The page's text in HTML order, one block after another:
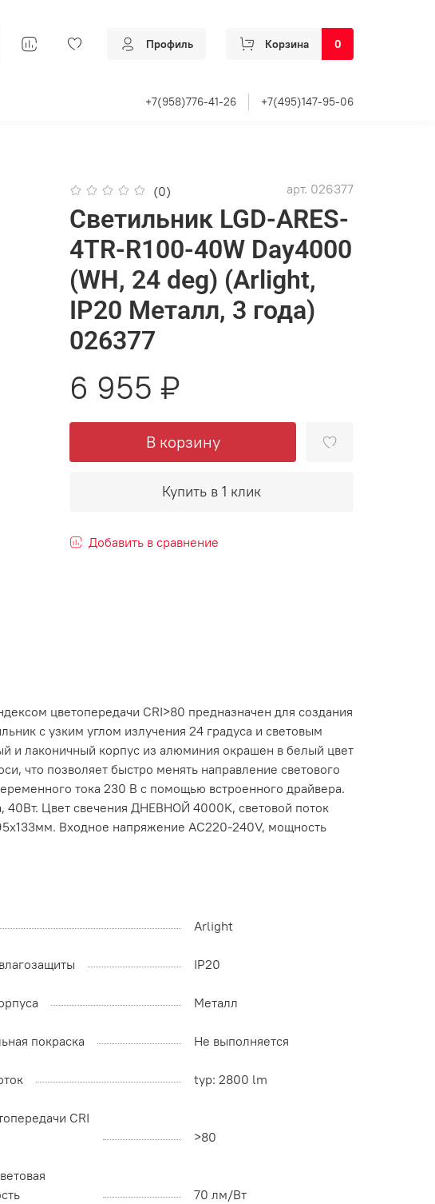
Профиль Корзина 0
+7(958)776-41-26 +7(495)147-95-06
(0) арт. 026377
Светильник LGD-ARES-
4TR-R100-40W Day4000
(WH, 24 deg) (Arlight,
IP20 Металл, 3 года)
026377
6 955 ₽
В корзину
Купить в 1 клик
Добавить в сравнение
цветопередачи CRI>80 предназначен для создания
с узким углом излучения 24 градуса и световым
и лаконичный корпус из алюминия окрашен в белый цвет
что позволяет быстро менять направление светового
тока 230 В с помощью встроенного драйвера.
40Вт. Цвет свечения ДНЕВНОЙ 4000K, световой поток
Входное напряжение AC220-240V, мощность
Arlight
IP20
Металл
покраска Не выполняется
typ: 2800 lm
CRI
>80
70 лм/Вт